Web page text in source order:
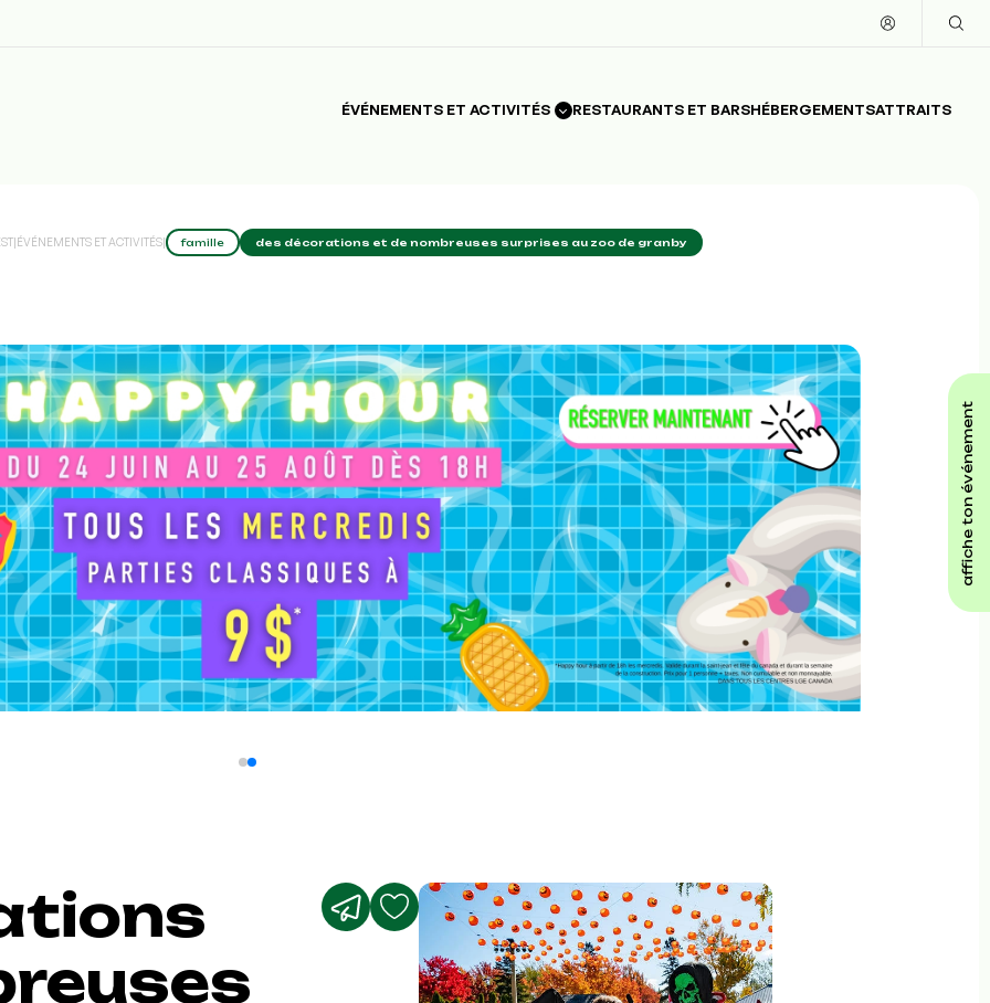
ÉVÉNEMENTS ET ACTIVITÉS RESTAURANTS ET BARSHÉBERGEMENTSATTRAITS
affiche ton événement
|ÉVÉNEMENTS ET ACTIVITÉS| famille des décorations et de nombreuses surprises au zoo de granby